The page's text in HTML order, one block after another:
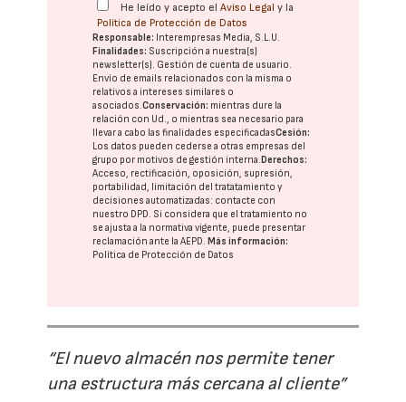
He leído y acepto elAviso Legal y la
Política de Protección de Datos
Responsable: Interempresas Media, S.L.U.
Finalidades: Suscripción a nuestra(s)
newsletter(s). Gestión de cuenta de usuario.
Envío de emails relacionados con la misma o
relativos a intereses similares o
asociados.Conservación: mientras dure la
relación con Ud., o mientras sea necesario para
llevar a cabo las finalidades especificadasCesión:
Los datos pueden cederse a otras empresas del
grupo por motivos de gestión interna. Derechos:
Acceso, rectificación, oposición, supresión,
portabilidad, limitación del tratatamiento y
decisiones automatizadas: contacte con
nuestro DPD. Si considera que el tratamiento no
se ajusta a la normativa vigente, puede presentar
reclamación ante laAEPD. Más información:
Política de Protección de Datos
“El nuevo almacén nos permite tener
una estructura más cercana al cliente”